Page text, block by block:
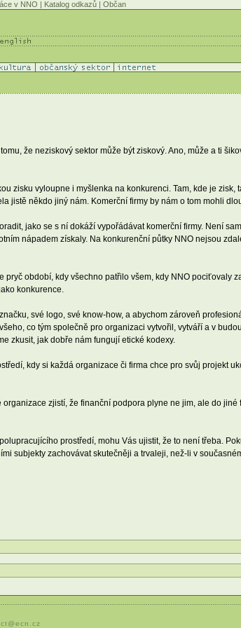
v NNO | Katalog odkazů | Občan
že neziskový sektor může být ziskový. Ano, může a ti
zisku vyloupne i myšlenka na konkurenci. Tam, kde je zisk,
jistě někdo jiný nám. Komerční firmy by nám o tom mohli
jako se s ní dokáží vypořádávat komerční firmy. Není
nápadem získaly. Na konkurenční půtky NNO nejsou
období, kdy všechno patřilo všem, kdy NNO pociťovaly
konkurence.
své logo, své know-how, a abychom zároveň
co tým společně pro organizaci vytvořil, vytváří a v
zkusit, jak dobře nám fungují etické kodexy.
kdy si každá organizace či firma chce pro svůj projekt
zjistí, že finanční podpora plyne ne jim, ale do
prostředí, mohu Vás ujistit, že to není třeba.
subjekty zachovávat skutečněji a trvaleji, než-li v